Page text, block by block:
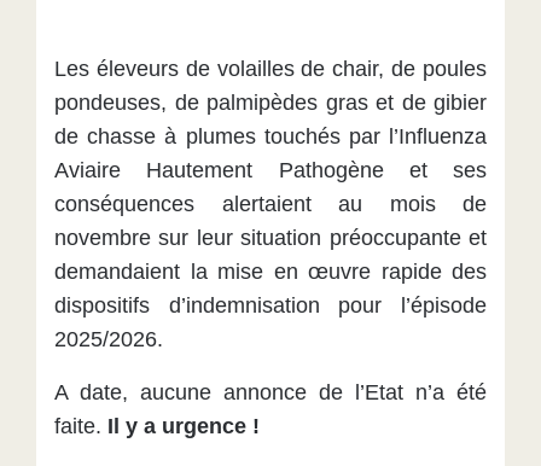
Les éleveurs de volailles de chair, de poules
pondeuses, de palmipèdes gras et de gibier
de chasse à plumes touchés par l’Influenza
Aviaire Hautement Pathogène et ses
conséquences alertaient au mois de
novembre sur leur situation préoccupante et
demandaient la mise en œuvre rapide des
dispositifs d’indemnisation pour l’épisode
2025/2026.
A date, aucune annonce de l’Etat n’a été
faite. Il y a urgence !